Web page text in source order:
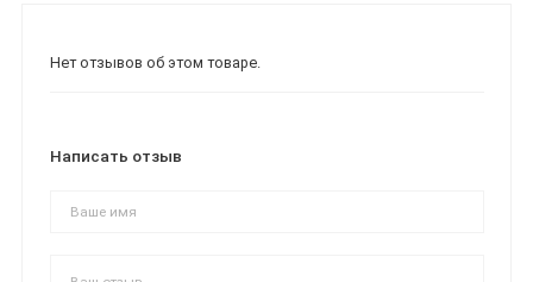
Нет отзывов об этом товаре.
Написать отзыв